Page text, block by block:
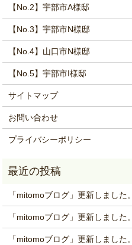
【No.2】宇部市A様邸
【No.3】宇部市N様邸
【No.4】山口市N様邸
【No.5】宇部市I様邸
サイトマップ
お問い合わせ
プライバシーポリシー
「mitomoブログ」更新しました。
「mitomoブログ」更新しました。
「mitomoブログ」更新しました。